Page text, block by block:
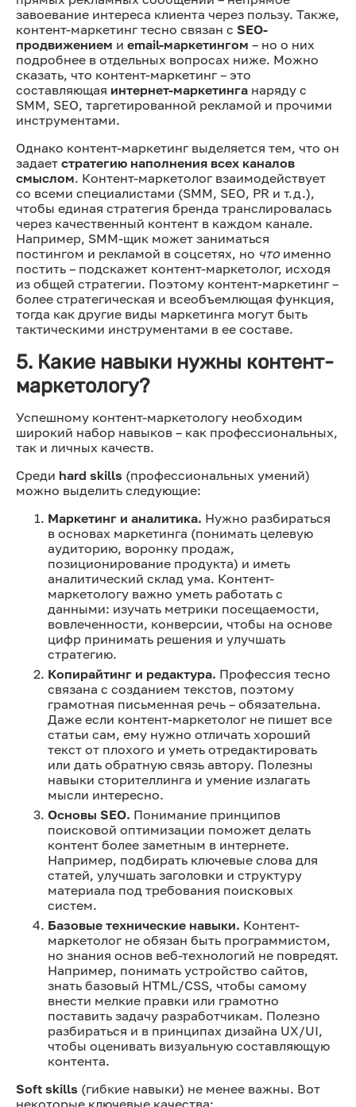
завоевание интереса клиента через пользу. Также,
контент-маркетинг тесно связан с SEO-
продвижением и email-маркетингом – но о них
подробнее в отдельных вопросах ниже. Можно
сказать, что контент-маркетинг – это
составляющая интернет-маркетинга наряду с
SMM, SEO, таргетированной рекламой и прочими
инструментами.
Однако контент-маркетинг выделяется тем, что он
задает стратегию наполнения всех каналов
смыслом. Контент-маркетолог взаимодействует
со всеми специалистами (SMM, SEO, PR и т.д.),
чтобы единая стратегия бренда транслировалась
через качественный контент в каждом канале.
Например, SMM-щик может заниматься
постингом и рекламой в соцсетях, но чтоименно
постить – подскажет контент-маркетолог, исходя
из общей стратегии. Поэтому контент-маркетинг –
более стратегическая и всеобъемлющая функция,
тогда как другие виды маркетинга могут быть
тактическими инструментами в ее составе.
5. Какие навыки нужны контент-
маркетологу?
Успешному контент-маркетологу необходим
широкий набор навыков – как профессиональных,
так и личных качеств.
Среди hard skills (профессиональных умений)
можно выделить следующие:
Маркетинг и аналитика. Нужно разбираться
в основах маркетинга (понимать целевую
аудиторию, воронку продаж,
позиционирование продукта) и иметь
аналитический склад ума. Контент-
маркетологу важно уметь работать с
данными: изучать метрики посещаемости,
вовлеченности, конверсии, чтобы на основе
цифр принимать решения и улучшать
стратегию.
Копирайтинг и редактура. Профессия тесно
связана с созданием текстов, поэтому
грамотная письменная речь – обязательна.
Даже если контент-маркетолог не пишет все
статьи сам, ему нужно отличать хороший
текст от плохого и уметь отредактировать
или дать обратную связь автору. Полезны
навыки сторителлинга и умение излагать
мысли интересно.
Основы SEO. Понимание принципов
поисковой оптимизации поможет делать
контент более заметным в интернете.
Например, подбирать ключевые слова для
статей, улучшать заголовки и структуру
материала под требования поисковых
систем.
Базовые технические навыки. Контент-
маркетолог не обязан быть программистом,
но знания основ веб-технологий не повредят.
Например, понимать устройство сайтов,
знать базовый HTML/CSS, чтобы самому
внести мелкие правки или грамотно
поставить задачу разработчикам. Полезно
разбираться и в принципах дизайна UX/UI,
чтобы оценивать визуальную составляющую
контента.
Soft skills (гибкие навыки) не менее важны. Вот
некоторые ключевые качества: